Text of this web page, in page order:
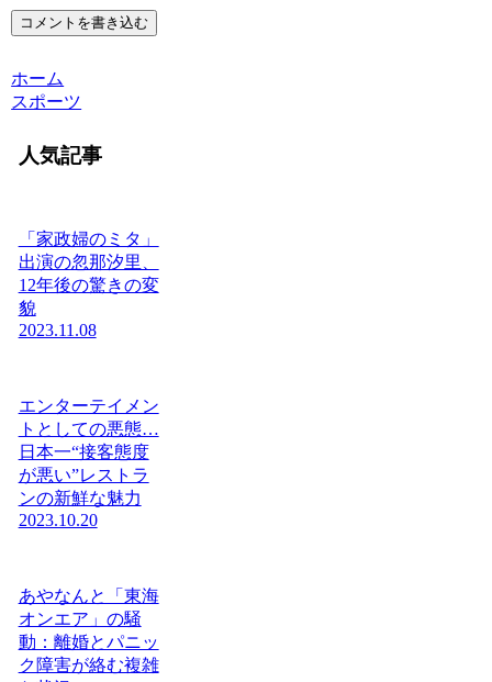
コメントを書き込む
ホーム
スポーツ
人気記事
「家政婦のミタ」
出演の忽那汐里、
12年後の驚きの変
貌
2023.11.08
エンターテイメン
トとしての悪態…
日本一“接客態度
が悪い”レストラ
ンの新鮮な魅力
2023.10.20
あやなんと「東海
オンエア」の騒
動：離婚とパニッ
ク障害が絡む複雑